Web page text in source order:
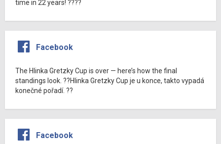
time in 22 years! ????
Facebook
The Hlinka Gretzky Cup is over — here’s how the final
standings look. ??Hlinka Gretzky Cup je u konce, takto vypadá
konečné pořadí. ??
Facebook